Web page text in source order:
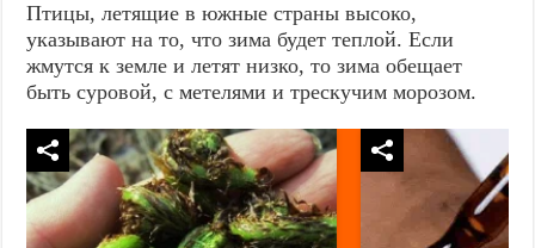
Птицы, летящие в южные страны высоко,
указывают на то, что зима будет теплой. Если
жмутся к земле и летят низко, то зима обещает
быть суровой, с метелями и трескучим морозом.